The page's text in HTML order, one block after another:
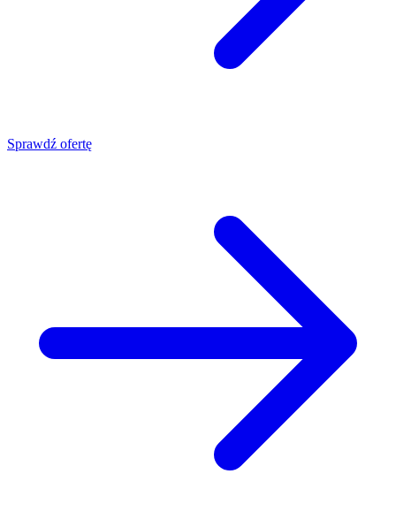
Sprawdź ofertę